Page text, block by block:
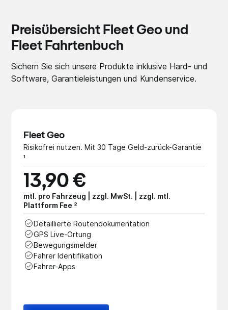
Preisübersicht Fleet Geo und
Fleet Fahrtenbuch
Sichern Sie sich unsere Produkte inklusive Hard- und
Software, Garantieleistungen und Kundenservice.
Fleet Geo
Risikofrei nutzen. Mit 30 Tage Geld-zurück-Garantie
¹
13,90 €
mtl. pro Fahrzeug | zzgl. MwSt. | zzgl. mtl.
Plattform Fee ²
Detaillierte Routendokumentation
GPS Live-Ortung
Bewegungsmelder
Fahrer Identifikation
Fahrer-Apps